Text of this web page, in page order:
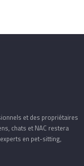
et des propriétaires
chats et NAC restera
en pet-sitting,